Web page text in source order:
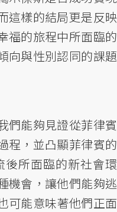
這樣的結局更是反映
福的旅程中所面臨的
向與性別認同的課題
們能夠見證從菲律賓
程，並凸顯菲律賓的
所面臨的新社會環
機會，讓他們能夠逃
可能意味著他們正面